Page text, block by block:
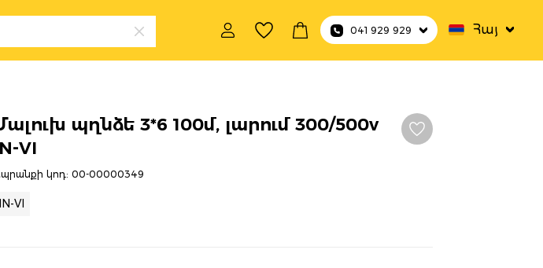
041 929 929 Հայ
պղնձե 3*6 100մ, լարում 300/500v
VI
կոդ:00-00000349
IN-VI